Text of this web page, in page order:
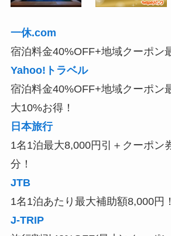
一休.com
宿泊料金40%OFF+地域クーポン
Yahoo!トラベル
宿泊料金40%OFF+地域クーポン
大10%お得！
日本旅行
1名1泊最大8,000円引＋クーポン
分！
JTB
1名1泊あたり最大補助額8,000円！
J-TRIP